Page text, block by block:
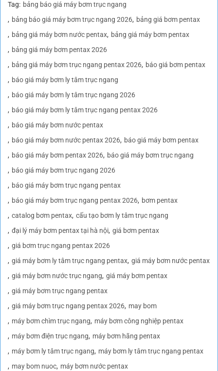
Tag: bảng báo giá máy bơm trục ngang
bảng báo giá máy bơm trục ngang 2026
bảng giá bơm pentax
bảng giá máy bơm nước pentax
bảng giá máy bơm pentax
bảng giá máy bơm pentax 2026
bảng giá máy bơm trục ngang pentax 2026
báo giá bơm pentax
báo giá máy bơm ly tâm trục ngang
báo giá máy bơm ly tâm trục ngang 2026
báo giá máy bơm ly tâm trục ngang pentax 2026
báo giá máy bơm nước pentax
báo giá máy bơm nước pentax 2026
báo giá máy bơm pentax
báo giá máy bơm pentax 2026
báo giá máy bơm trục ngang
báo giá máy bơm trục ngang 2026
báo giá máy bơm trục ngang pentax
báo giá máy bơm trục ngang pentax 2026
bơm pentax
catalog bơm pentax cấu tạo bơm ly tâm trục ngang
đại lý máy bơm pentax tại hà nội giá bơm pentax
giá bơm trục ngang pentax 2026
giá máy bơm ly tâm trục ngang pentax giá máy bơm nước pentax
giá máy bơm nước trục ngang giá máy bơm pentax
giá máy bơm trục ngang pentax
giá máy bơm trục ngang pentax 2026 may bom
máy bơm chìm trục ngang
máy bơm công nghiệp pentax
máy bơm điện trục ngang
máy bơm hãng pentax
máy bơm ly tâm trục ngang
máy bơm ly tâm trục ngang pentax
may bom nuoc máy bơm nước pentax